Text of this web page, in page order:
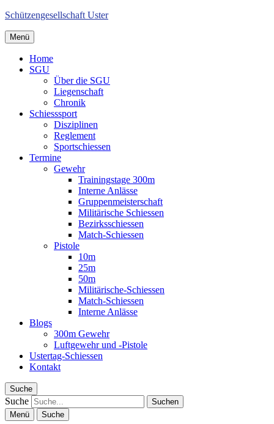
Schützengesellschaft Uster
Menü
Home
SGU
Über die SGU
Liegenschaft
Chronik
Schiesssport
Disziplinen
Reglement
Sportschiessen
Termine
Gewehr
Trainingstage 300m
Interne Anlässe
Gruppenmeisterschaft
Militärische Schiessen
Bezirksschiessen
Match-Schiessen
Pistole
10m
25m
50m
Militärische-Schiessen
Match-Schiessen
Interne Anlässe
Blogs
300m Gewehr
Luftgewehr und -Pistole
Ustertag-Schiessen
Kontakt
Suche
Suche
Menü Suche